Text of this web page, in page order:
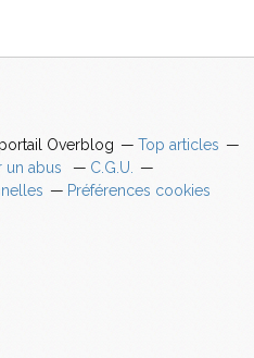
Overblog
Top articles
un abus
C.G.U.
Préférences cookies